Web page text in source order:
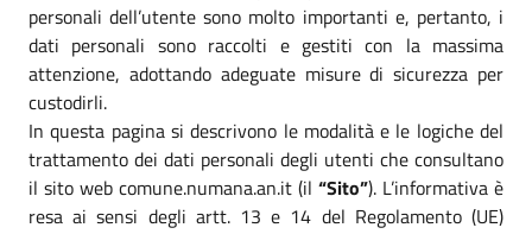
personali dell’utente sono molto importanti e, pertanto, i
dati personali sono raccolti e gestiti con la massima
attenzione, adottando adeguate misure di sicurezza per
custodirli.
In questa pagina si descrivono le modalità e le logiche del
trattamento dei dati personali degli utenti che consultano
il sito web comune.numana.an.it (il “Sito”). L’informativa è
resa ai sensi degli artt. 13 e 14 del Regolamento (UE)